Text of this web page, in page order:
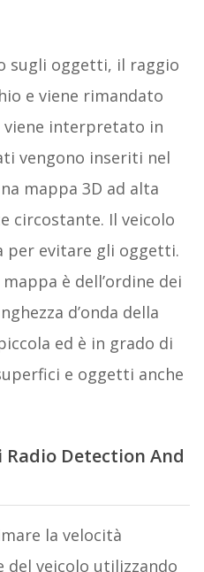
sugli oggetti, il raggio
e viene rimandato
viene interpretato in
vengono inseriti nel
mappa 3D ad alta
circostante. Il veicolo
per evitare gli oggetti.
è dell’ordine dei
d’onda della
ed è in grado di
e oggetti anche
Radio Detection And
la velocità
del veicolo utilizzando